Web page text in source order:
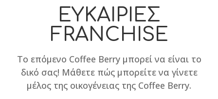
ΕΥΚΑΙΡΙΕΣ
FRANCHISE
Το επόμενο Coffee Berry μπορεί να είναι το
δικό σας! Μάθετε πώς μπορείτε να γίνετε
μέλος της οικογένειας της Coffee Berry.